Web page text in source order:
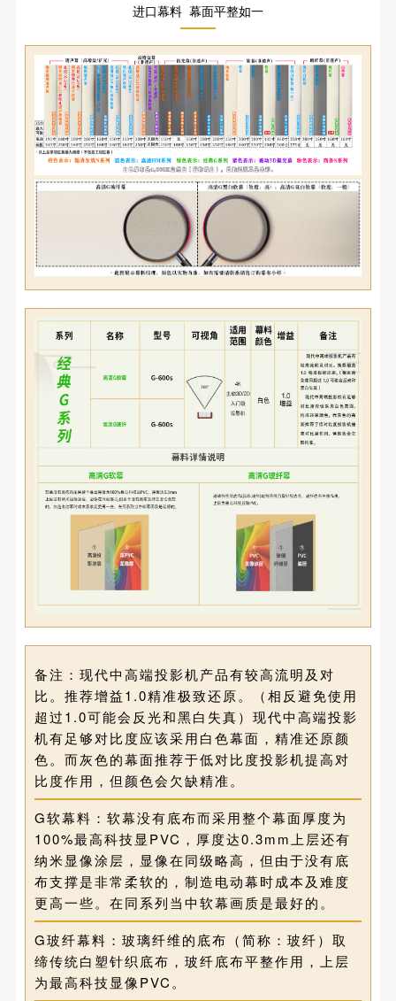
进口幕料 幕面平整如一
备注：现代中高端投影机产品有较高流明及对
比。推荐增益1.0精准极致还原。（相反避免使用
超过1.0可能会反光和黑白失真）现代中高端投影
机有足够对比度应该采用白色幕面，精准还原颜
色。而灰色的幕面推荐于低对比度投影机提高对
比度作用，但颜色会欠缺精准。
G软幕料：软幕没有底布而采用整个幕面厚度为
100%最高科技显PVC，厚度达0.3mm上层还有
纳米显像涂层，显像在同级略高，但由于没有底
布支撑是非常柔软的，制造电动幕时成本及难度
更高一些。在同系列当中软幕画质是最好的。
G玻纤幕料：玻璃纤维的底布（简称：玻纤）取
缔传统白塑针织底布，玻纤底布平整作用，上层
为最高科技显像PVC。